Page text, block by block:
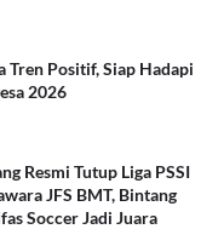
Tren Positif, Siap Hadapi
2026
Resmi Tutup Liga PSSI
JFS BMT, Bintang
Soccer Jadi Juara